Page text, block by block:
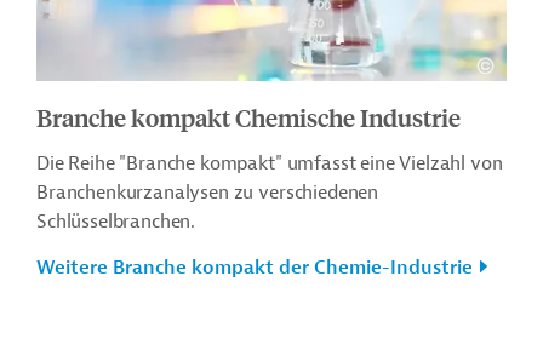
Branche kompakt Chemische Industrie
Die Reihe "Branche kompakt" umfasst eine Vielzahl von
Branchenkurzanalysen zu verschiedenen
Schlüsselbranchen.
Weitere Branche kompakt der Chemie-Industrie